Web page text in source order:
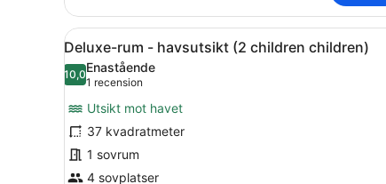
för
person
havsutsikt
Öppna
alla
foton
Deluxe-
rum
-
havsutsikt
1 sovrum, sängtillbehör
3
Deluxe-rum - havsutsikt (2 children children)
10,010,0 av 10
Enastående
1 recension
(1 recension)
Utsikt mot havet
37 kvadratmeter
1 sovrum
4 sovplatser